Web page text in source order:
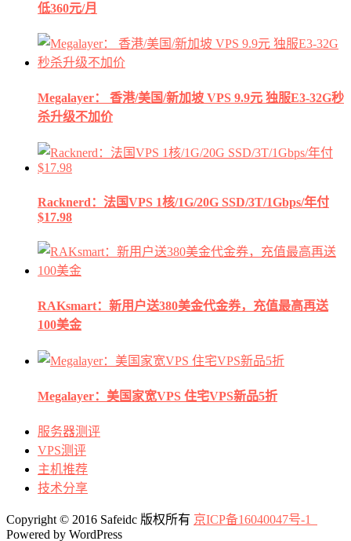
低360元/月
Megalayer： 香港/美国/新加坡 VPS 9.9元 独服E3-32G秒
杀升级不加价
Racknerd：法国VPS 1核/1G/20G SSD/3T/1Gbps/年付
$17.98
RAKsmart：新用户送380美金代金券，充值最高再送
100美金
Megalayer：美国家宽VPS 住宅VPS新品5折
服务器测评
VPS测评
主机推荐
技术分享
Copyright © 2016 Safeidc 版权所有 京ICP备16040047号-1
Powered by WordPress